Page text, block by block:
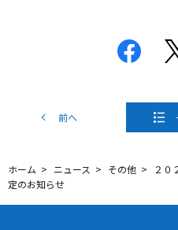
前へ
ホーム ニュース その他
２０
定のお知らせ